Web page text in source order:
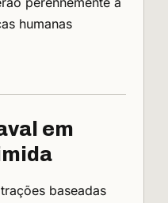
humanas
em
baseadas